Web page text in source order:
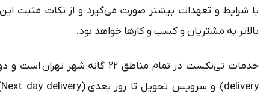
با شرایط و تعهدات بیشتر صورت می‌گیرد و از نکات مثبت این
بالاتر به مشتریان و کسب و کارها خواهد بود.